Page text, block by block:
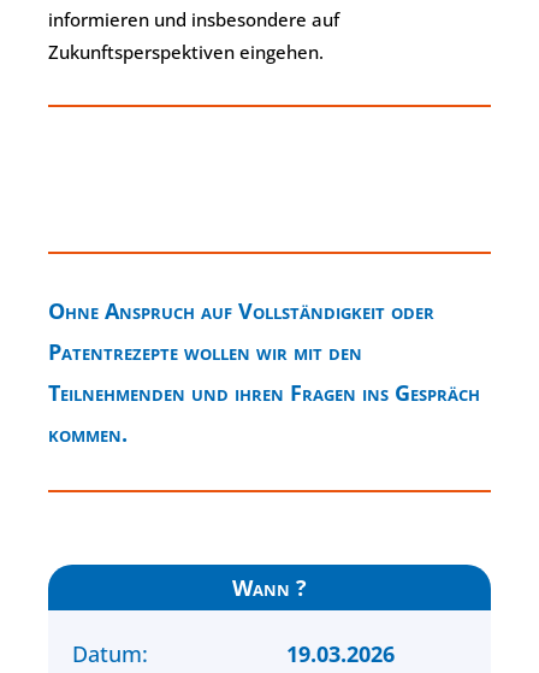
informieren und insbesondere auf
Zukunftsperspektiven eingehen.
Ohne Anspruch auf Vollständigkeit oder
Patentrezepte wollen wir mit den
Teilnehmenden und ihren Fragen ins Gespräch
kommen.
Wann ?
Datum:
19.03.2026